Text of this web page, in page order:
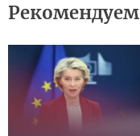
Рекомендуем